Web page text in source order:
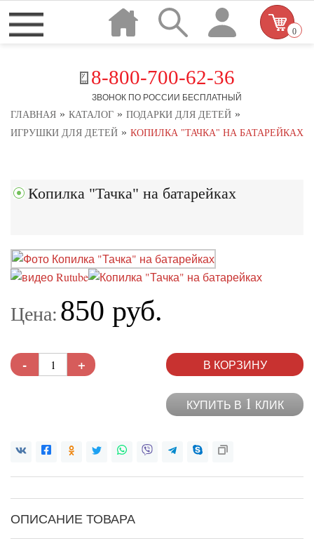
8-800-700-62-36
ЗВОНОК ПО РОССИИ БЕСПЛАТНЫЙ
0
ГЛАВНАЯ » КАТАЛОГ » ПОДАРКИ ДЛЯ ДЕТЕЙ »
ИГРУШКИ ДЛЯ ДЕТЕЙ » КОПИЛКА "ТАЧКА" НА БАТАРЕЙКАХ
Копилка "Тачка" на батарейках
Цена: 850 руб.
- + В КОРЗИНУ
КУПИТЬ В 1 КЛИК
ОПИСАНИЕ ТОВАРА